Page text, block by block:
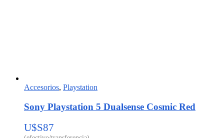
Accesorios, Playstation
Sony Playstation 5 Dualsense Cosmic Red
U$S87